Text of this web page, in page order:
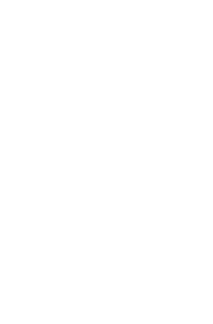
Webinaire
européen